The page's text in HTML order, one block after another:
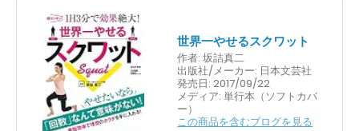
世界一やせるスクワット
作者: 坂詰真二
出版社/メーカー: 日本文芸社
発売日: 2017/09/22
メディア: 単行本（ソフトカバ
ー）
この商品を含むブログを見る